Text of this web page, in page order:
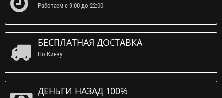
Работаем с 9:00 до 22:00
БЕСПЛАТНАЯ ДОСТАВКА
По Киеву
ДЕНЬГИ НАЗАД 100%